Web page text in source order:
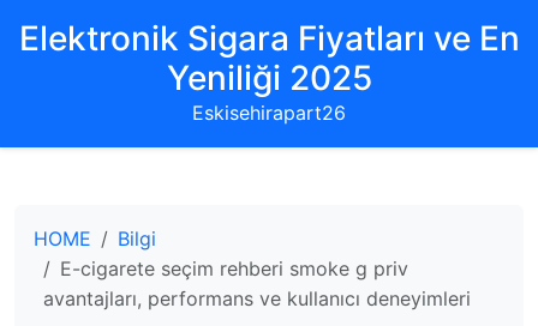
Elektronik Sigara Fiyatları ve En
Yeniliği 2025
Eskisehirapart26
HOME
Bilgi
E-cigarete seçim rehberi smoke g priv
avantajları, performans ve kullanıcı deneyimleri